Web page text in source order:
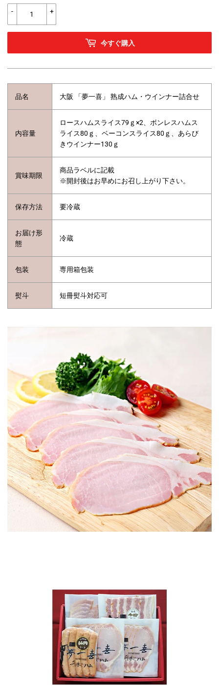
+
-
今すぐ購入
品名 大阪 「夢一喜」 熟成ハム・ウインナー詰合せ
内容量
ロースハムスライス79ｇ×2、ボンレスハムス
ライス80ｇ、ベーコンスライス80ｇ、あらび
きウインナー130ｇ
賞味期限
商品ラベルに記載
※開封後はお早めにお召し上がり下さい。
保存方法 要冷蔵
お届け形
態
冷蔵
包装 専用箱包装
熨斗 短冊熨斗対応可